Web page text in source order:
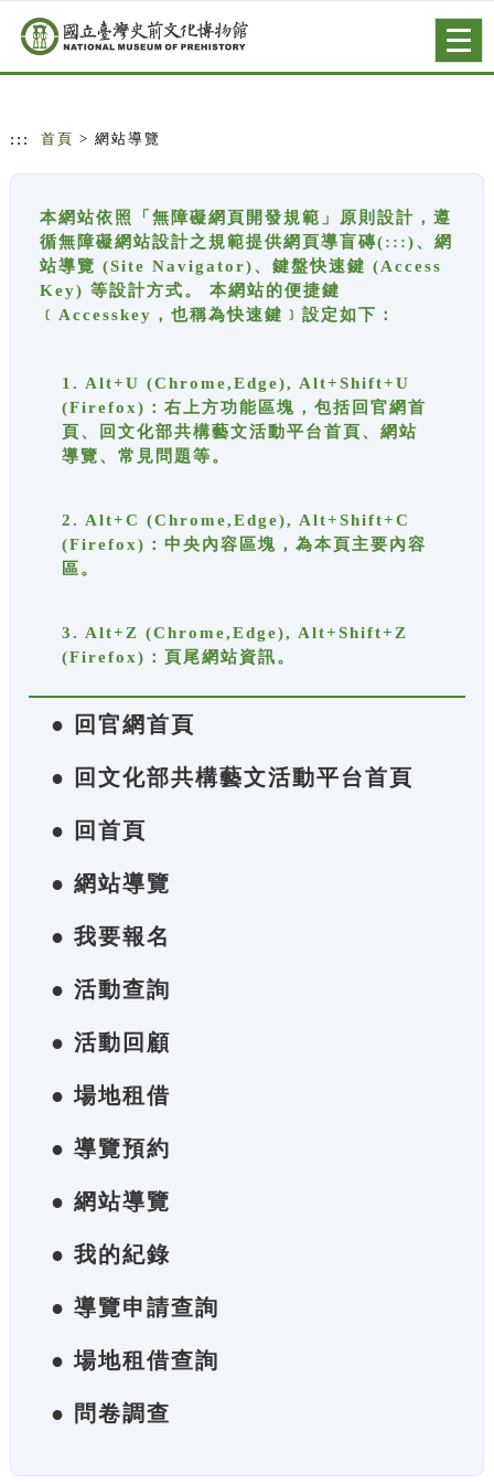
跳到主要內容
網站導覽
::: 首頁 > 網站導覽
本網站依照「無障礙網頁開發規範」原則設計，遵
循無障礙網站設計之規範提供網頁導盲磚(:::)、網
站導覽 (Site Navigator)、鍵盤快速鍵 (Access
Key) 等設計方式。 本網站的便捷鍵
﹝Accesskey，也稱為快速鍵﹞設定如下：
1. Alt+U (Chrome,Edge), Alt+Shift+U
(Firefox)：右上方功能區塊，包括回官網首
頁、回文化部共構藝文活動平台首頁、網站
導覽、常見問題等。
2. Alt+C (Chrome,Edge), Alt+Shift+C
(Firefox)：中央內容區塊，為本頁主要內容
區。
3. Alt+Z (Chrome,Edge), Alt+Shift+Z
(Firefox)：頁尾網站資訊。
● 回官網首頁
● 回文化部共構藝文活動平台首頁
● 回首頁
● 網站導覽
● 我要報名
● 活動查詢
● 活動回顧
● 場地租借
● 導覽預約
● 網站導覽
● 我的紀錄
● 導覽申請查詢
● 場地租借查詢
● 問卷調查